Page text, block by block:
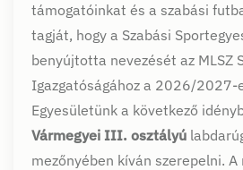
támogatóinkat és a szabási
tagját, hogy a Szabási
benyújtotta nevezését az MLSZ
Igazgatóságához a 2026/2027-
Egyesületünk a következő
Vármegyei III. osztályú
mezőnyében kíván szerepelni. A